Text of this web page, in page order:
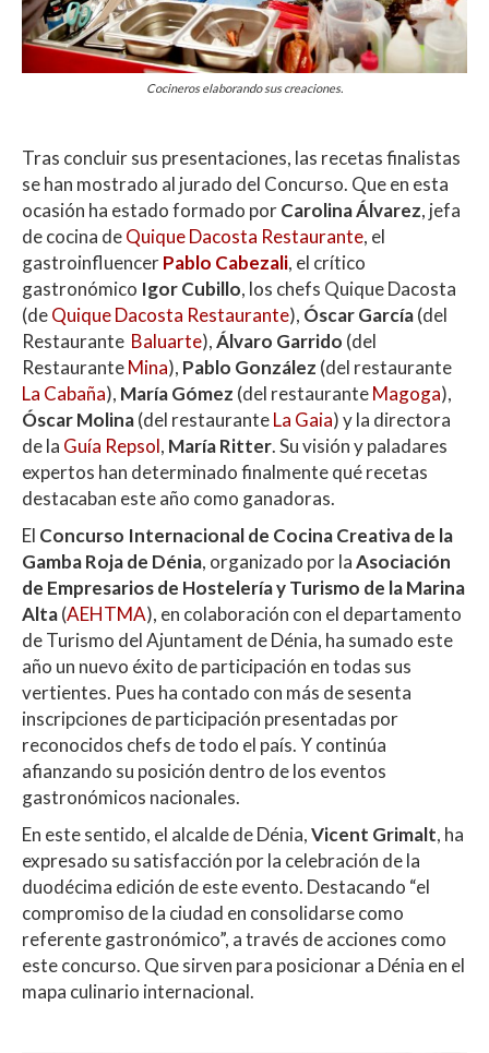
Cocineros elaborando sus creaciones.
Tras concluir sus presentaciones, las recetas finalistas
se han mostrado al jurado del Concurso. Que en esta
ocasión ha estado formado porCarolina Álvarez, jefa
de cocina deQuique Dacosta Restaurante, el
gastroinfluencerPablo Cabezali, el crítico
gastronómico Igor Cubillo, los chefs Quique Dacosta
(deQuique Dacosta Restaurante), Óscar García(del
Restaurante Baluarte),Álvaro Garrido (del
RestauranteMina), Pablo González (del restaurante
La Cabaña), María Gómez (del restauranteMagoga),
Óscar Molina(del restauranteLa Gaia) y la directora
de la Guía Repsol, María Ritter. Su visión y paladares
expertos han determinado finalmente qué recetas
destacaban este año como ganadoras.
El Concurso Internacional de Cocina Creativa de la
Gamba Roja de Dénia, organizado por laAsociación
de Empresarios de Hostelería y Turismo de la Marina
Alta(AEHTMA), en colaboración con el departamento
de Turismo del Ajuntament de Dénia, ha sumado este
año un nuevo éxito de participación en todas sus
vertientes. Pues ha contado con más de sesenta
inscripciones de participación presentadas por
reconocidos chefs de todo el país. Y continúa
afianzando su posición dentro de los eventos
gastronómicos nacionales.
En este sentido, el alcalde de Dénia,Vicent Grimalt, ha
expresado su satisfacción por la celebración de la
duodécima edición de este evento. Destacando “el
compromiso de la ciudad en consolidarse como
referente gastronómico”, a través de acciones como
este concurso. Que sirven para posicionar a Dénia en el
mapa culinario internacional.